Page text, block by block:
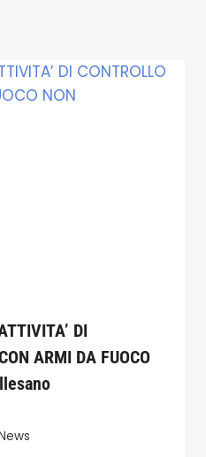
DI
ARMI DA FUOCO